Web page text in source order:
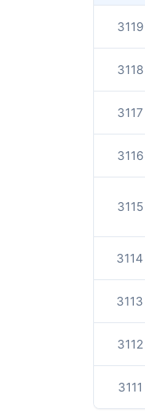
3119
3118
3117
3116
3115
3114
3113
3112
3111